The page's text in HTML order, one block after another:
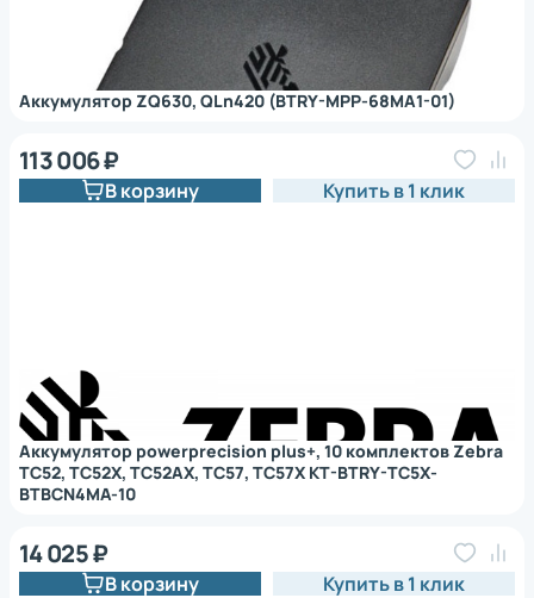
Аккумулятор ZQ630, QLn420 (BTRY-MPP-68MA1-01)
Аккумулятор powerprecision plus+, 10 комплектов Zebra
TC52, TC52X, TC52AX, TC57, TC57X KT-BTRY-TC5X-
BTBCN4MA-10
113 006 ₽
В корзину Купить в 1 клик
14 025 ₽
В корзину Купить в 1 клик